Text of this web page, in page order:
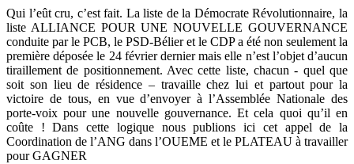
Qui l’eût cru, c’est fait. La liste de la Démocrate Révolutionnaire, la
liste ALLIANCE POUR UNE NOUVELLE GOUVERNANCE
conduite par le PCB, le PSD-Bélier et le CDP a été non seulement la
première déposée le 24 février dernier mais elle n’est l’objet d’aucun
tiraillement de positionnement. Avec cette liste, chacun - quel que
soit son lieu de résidence – travaille chez lui et partout pour la
victoire de tous, en vue d’envoyer à l’Assemblée Nationale des
porte-voix pour une nouvelle gouvernance. Et cela quoi qu’il en
coûte ! Dans cette logique nous publions ici cet appel de la
Coordination de l’ANG dans l’OUEME et le PLATEAU à travailler
pour GAGNER